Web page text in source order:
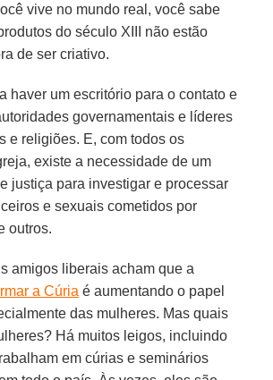
vive no mundo real, você sabe
do século XIII não estão
de ser criativo.
haver um escritório para o contato e
governamentais e líderes
e religiões. E, com todos os
existe a necessidade de um
justiça para investigar e processar
e sexuais cometidos por
outros.
amigos liberais acham que a
a Cúria é aumentando o papel
das mulheres. Mas quais
Há muitos leigos, incluindo
em cúrias e seminários